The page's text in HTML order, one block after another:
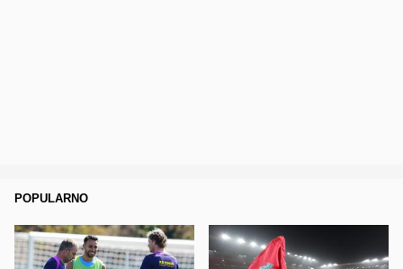
POPULARNO